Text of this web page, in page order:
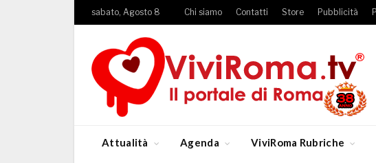
sabato, Agosto 8 Chi siamo Contatti Store Pubblicità
Attualità Agenda ViviRoma Rubriche